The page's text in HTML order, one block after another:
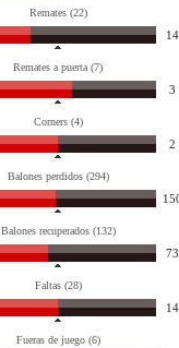
Remates (22)
14
Remates a puerta (7)
3
Corners (4)
2
Balones perdidos (294)
Balones recuperados (132)
73
Faltas (28)
14
Fueras de juego (6)